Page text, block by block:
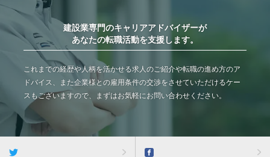
建設業専門のキャリアアドバイザーが
あなたの転職活動を支援します。
これまでの経歴や人柄を活かせる求人のご紹介や転職の進め方のア
ドバイス、また企業様との雇用条件の交渉をさせていただけるケー
スもございますので、まずはお気軽にお問い合わせください。